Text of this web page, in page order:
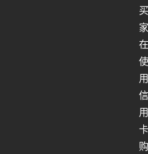
买
家
在
使
用
信
用
卡
购